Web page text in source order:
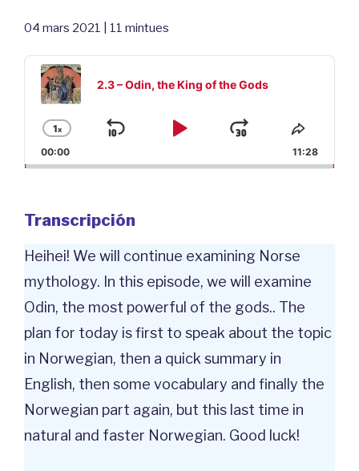
04 mars 2021 | 11 mintues
Audio
Player
2.3 – Odin, the King of the Gods
Cambiar
la
velocidad
1x
Saltar
hacia
Reproducir
/
Avanzar
este
00:00 11:28
Transcripción
Heihei! We will continue examining Norse
mythology. In this episode, we will examine
Odin, the most powerful of the gods.. The
plan for today is first to speak about the topic
in Norwegian, then a quick summary in
English, then some vocabulary and finally the
Norwegian part again, but this last time in
natural and faster Norwegian. Good luck!